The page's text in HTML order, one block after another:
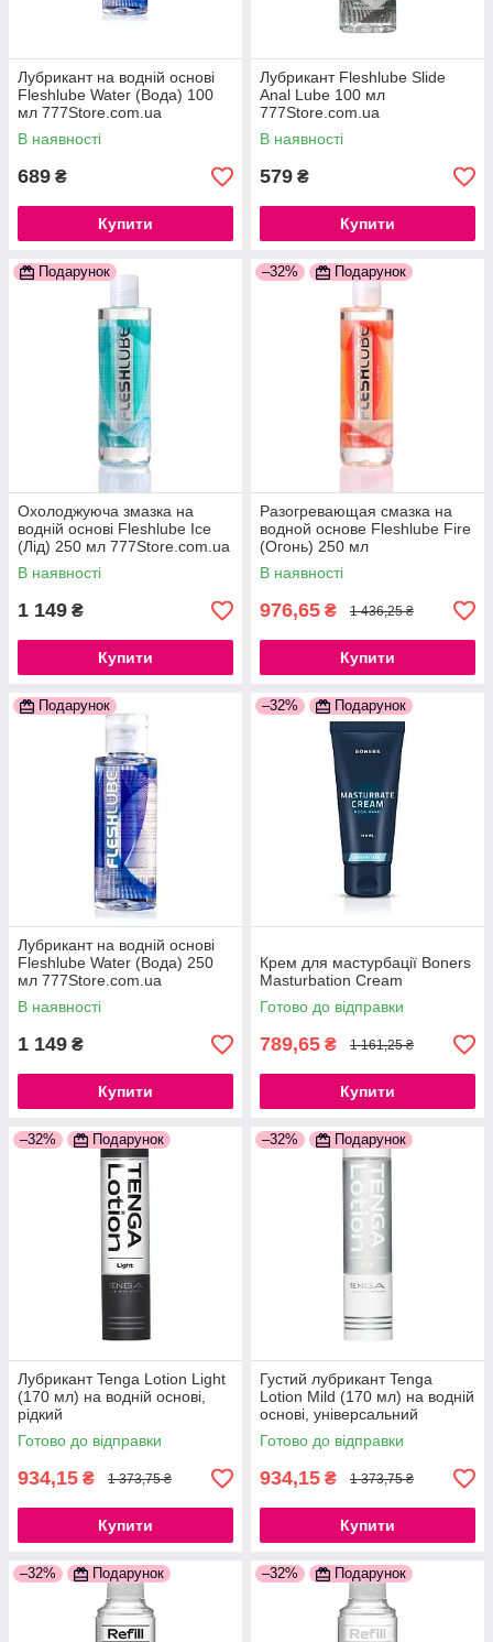
Лубрикант на водній основі
Fleshlube Water (Вода) 100
мл 777Store.com.ua
В наявності
689 ₴
Купити
Лубрикант Fleshlube Slide
Anal Lube 100 мл
777Store.com.ua
В наявності
579 ₴
Купити
Подарунок
Охолоджуюча змазка на
водній основі Fleshlube Ice
(Лід) 250 мл 777Store.com.ua
В наявності
1 149 ₴
Купити
–32% Подарунок
Разогревающая смазка на
водной основе Fleshlube Fire
(Огонь) 250 мл
777Store.com.ua
В наявності
976,65 ₴ 1 436,25 ₴
Купити
Подарунок
Лубрикант на водній основі
Fleshlube Water (Вода) 250
мл 777Store.com.ua
В наявності
1 149 ₴
Купити
–32% Подарунок
Крем для мастурбації Boners
Masturbation Cream
Готово до відправки
789,65 ₴ 1 161,25 ₴
Купити
–32% Подарунок
Лубрикант Tenga Lotion Light
(170 мл) на водній основі,
рідкий
Готово до відправки
934,15 ₴ 1 373,75 ₴
Купити
–32% Подарунок
Густий лубрикант Tenga
Lotion Mild (170 мл) на водній
основі, універсальний
Готово до відправки
934,15 ₴ 1 373,75 ₴
Купити
–32% Подарунок –32% Подарунок